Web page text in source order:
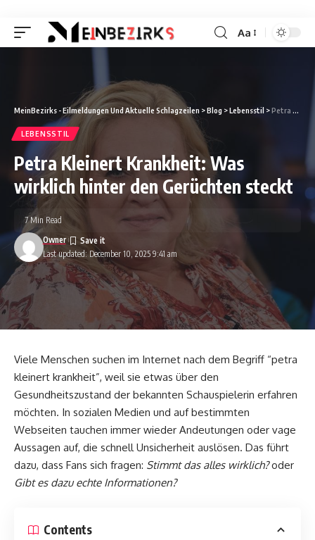
Font
Aa
MeinBezirks - Eilmeldungen Und Aktuelle Schlagzeilen >Blog >Lebensstil >Petra Kleinert Krankheit: Was wirklich hinter den Gerüchten steckt
LEBENSSTIL
Petra Kleinert Krankheit: Was
wirklich hinter den Gerüchten steckt
Last updated: December 10, 2025 9:41 am
Owner
7 Min Read
Viele Menschen suchen im Internet nach dem Begriff “petra
kleinert krankheit”, weil sie etwas über den
Gesundheitszustand der bekannten Schauspielerin erfahren
möchten. In sozialen Medien und auf bestimmten
Webseiten tauchen immer wieder Andeutungen oder vage
Aussagen auf, die schnell Unsicherheit auslösen. Das führt
dazu, dass Fans sich fragen: Stimmt das alles wirklich?oder
Gibt es dazu echte Informationen?
Contents